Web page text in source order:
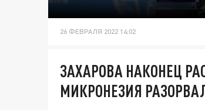
26 ФЕВРАЛЯ 2022 14:02
ЗАХАРОВА НАКОНЕЦ
МИКРОНЕЗИЯ